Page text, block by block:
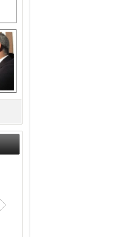
tekbiri nedir? Ne anlama gelir?